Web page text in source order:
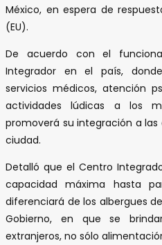
México, en espera de
(EU).
De acuerdo con el
Integrador en el país,
servicios médicos, atención
actividades lúdicas a los
promoverá su integración a
ciudad.
Detalló que el Centro
capacidad máxima hasta
diferenciará de los albergues
Gobierno, en que se
extranjeros, no sólo